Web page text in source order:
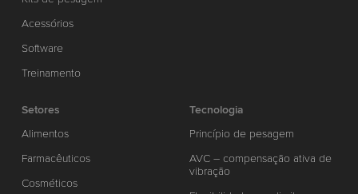
Acessórios
Software
Treinamento
Setores
Alimentos
Farmacêuticos
Cosméticos
Tecnologia
Princípio de pesagem
AVC – compensação ativa de
vibração